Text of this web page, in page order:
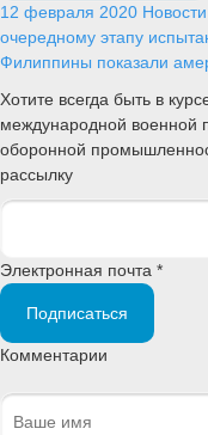
12 февраля 2020 Новости
очередному этапу
Филиппины показали
Хотите всегда быть в
международной военной
оборонной
рассылку
Электронная почта *
Подписаться
Комментарии